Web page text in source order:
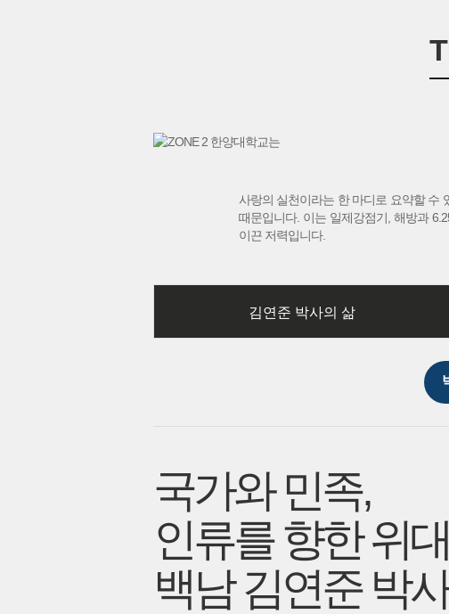
사랑의 실천이라는 한 마디로 요약할 수
때문입니다. 이는 일제강점기, 해방과
이끈 저력입니다.
김연준 박사의 삶
국가와 민족,
인류를 향한 위
백남 김연준 박사